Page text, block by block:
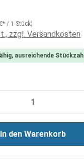
/ 1 Stück)
zzgl. Versandkosten
ausreichende Stückzahl
In den Warenkorb